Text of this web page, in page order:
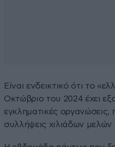
Είναι ενδεικτικό ότι το
Οκτώβριο του 2024 έχει
εγκληματικές
συλλήψεις χιλιάδων μελών